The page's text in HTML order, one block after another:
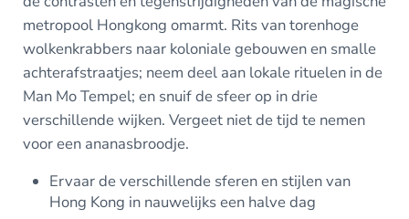
metropool Hongkong omarmt. Rits van torenhoge
wolkenkrabbers naar koloniale gebouwen en smalle
achterafstraatjes; neem deel aan lokale rituelen in de
Man Mo Tempel; en snuif de sfeer op in drie
verschillende wijken. Vergeet niet de tijd te nemen
voor een ananasbroodje.
Ervaar de verschillende sferen en stijlen van
Hong Kong in nauwelijks een halve dag